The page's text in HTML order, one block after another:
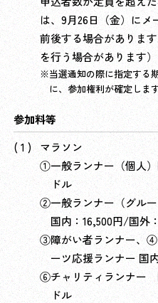
は、9月26日（金）に
前後する場合がありま
を行う場合があります）
当選通知の際に指定する
に、参加権利が確定します
参加料等
マラソン
①一般ランナー（個人）
ドル
②一般ランナー（グル
国内：16,500円/国外
③障がい者ランナー、
ーツ応援ランナー 国
⑥チャリティランナー
ドル